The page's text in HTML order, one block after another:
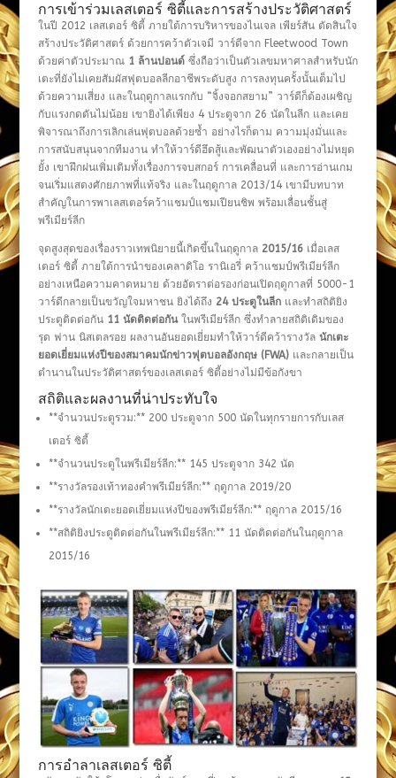
การเข้าร่วมเลสเตอร์ ซิตี้และการสร้างประวัติศาสตร์
ในปี 2012 เลสเตอร์ ซิตี้ ภายใต้การบริหารของไนเจล เพียร์สัน ตัดสินใจ
สร้างประวัติศาสตร์ ด้วยการคว้าตัวเจมี วาร์ดีจาก Fleetwood Town
ด้วยค่าตัวประมาณ 1 ล้านปอนด์ซึ่งถือว่าเป็นตัวเลขมหาศาลสำหรับนัก
เตะที่ยังไม่เคยสัมผัสฟุตบอลลีกอาชีพระดับสูง การลงทุนครั้งนั้นเต็มไป
ด้วยความเสี่ยง และในฤดูกาลแรกกับ “จิ้งจอกสยาม” วาร์ดีก็ต้องเผชิญ
กับแรงกดดันไม่น้อย เขายิงได้เพียง 4 ประตูจาก 26 นัดในลีก และเคย
พิจารณาถึงการเลิกเล่นฟุตบอลด้วยซ้ำ อย่างไรก็ตาม ความมุ่งมั่นและ
การสนับสนุนจากทีมงาน ทำให้วาร์ดีฮึดสู้และพัฒนาตัวเองอย่างไม่หยุด
ยั้ง เขาฝึกฝนเพิ่มเติมทั้งเรื่องการจบสกอร์ การเคลื่อนที่ และการอ่านเกม
จนเริ่มแสดงศักยภาพที่แท้จริง และในฤดูกาล 2013/14 เขามีบทบาท
สำคัญในการพาเลสเตอร์คว้าแชมป์แชมเปียนชิพ พร้อมเลื่อนชั้นสู่
พรีเมียร์ลีก
จุดสูงสุดของเรื่องราวเทพนิยายนี้เกิดขึ้นในฤดูกาล 2015/16เมื่อเลส
เตอร์ ซิตี้ ภายใต้การนำของเคลาดิโอ รานิเอรี่ คว้าแชมป์พรีเมียร์ลีก
อย่างเหนือความคาดหมาย ด้วยอัตราต่อรองก่อนเปิดฤดูกาลที่ 5000-1
วาร์ดีกลายเป็นขวัญใจมหาชน ยิงได้ถึง 24 ประตูในลีกและทำสถิติยิง
ประตูติดต่อกัน 11 นัดติดต่อกันในพรีเมียร์ลีก ซึ่งทำลายสถิติเดิมของ
รุด ฟาน นิสเตลรอย ผลงานอันยอดเยี่ยมทำให้วาร์ดีคว้ารางวัล นักเตะ
ยอดเยี่ยมแห่งปีของสมาคมนักข่าวฟุตบอลอังกฤษ (FWA)และกลายเป็น
ตำนานในประวัติศาสตร์ของเลสเตอร์ ซิตี้อย่างไม่มีข้อกังขา
สถิติและผลงานที่น่าประทับใจ
**จำนวนประตูรวม:** 200 ประตูจาก 500 นัดในทุกรายการกับเลส
เตอร์ ซิตี้
**จำนวนประตูในพรีเมียร์ลีก:** 145 ประตูจาก 342 นัด
**รางวัลรองเท้าทองคำพรีเมียร์ลีก:** ฤดูกาล 2019/20
**รางวัลนักเตะยอดเยี่ยมแห่งปีของพรีเมียร์ลีก:** ฤดูกาล 2015/16
**สถิติยิงประตูติดต่อกันในพรีเมียร์ลีก:** 11 นัดติดต่อกันในฤดูกาล
2015/16
การอำลาเลสเตอร์ ซิตี้